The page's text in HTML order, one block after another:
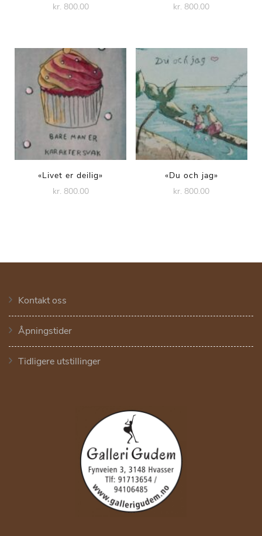
kr. 800.00
kr. 800.00
«Livet er deilig»
kr. 800.00
«Du och jag»
kr. 800.00
Kontakt oss
Åpningstider
Tidligere utstillinger